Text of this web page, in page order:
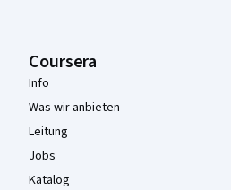
Coursera
Info
Was wir anbieten
Leitung
Jobs
Katalog